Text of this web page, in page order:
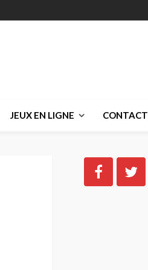
JEUX EN LIGNE CONTACT